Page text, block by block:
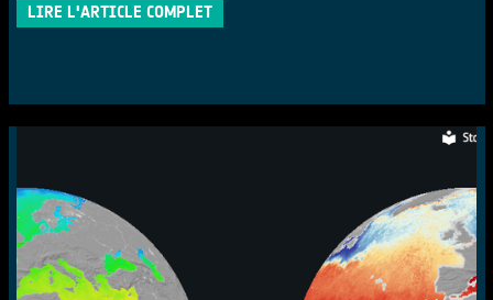
LIRE L'ARTICLE COMPLET